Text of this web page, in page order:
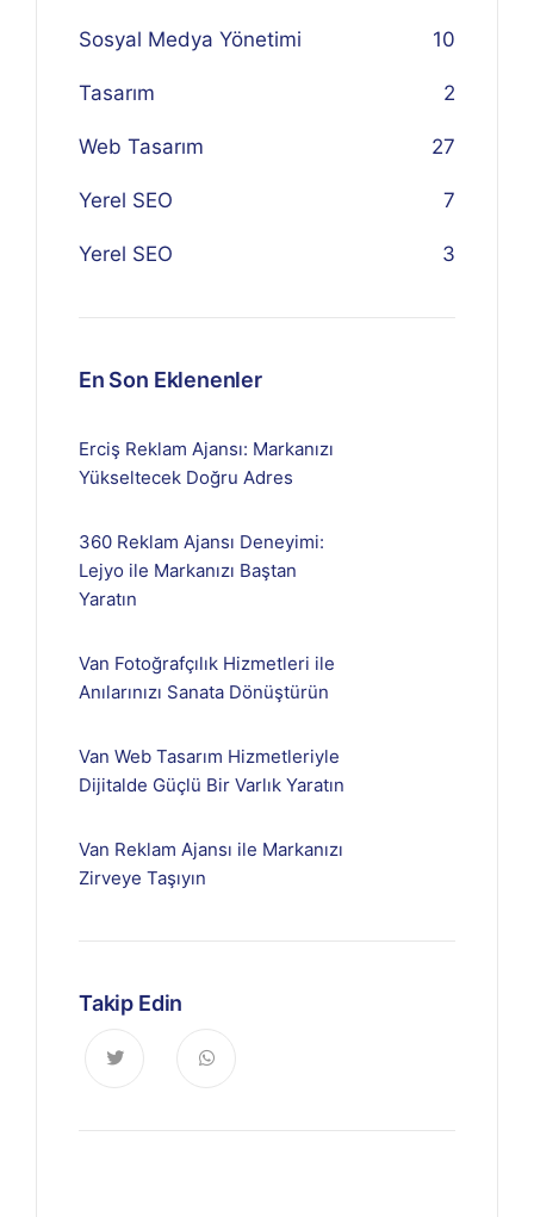
Sosyal Medya Yönetimi 10
Tasarım 2
Web Tasarım 27
Yerel SEO 7
Yerel SEO 3
En Son Eklenenler
Erciş Reklam Ajansı: Markanızı
Yükseltecek Doğru Adres
360 Reklam Ajansı Deneyimi:
Lejyo ile Markanızı Baştan
Yaratın
Van Fotoğrafçılık Hizmetleri ile
Anılarınızı Sanata Dönüştürün
Van Web Tasarım Hizmetleriyle
Dijitalde Güçlü Bir Varlık Yaratın
Van Reklam Ajansı ile Markanızı
Zirveye Taşıyın
Takip Edin